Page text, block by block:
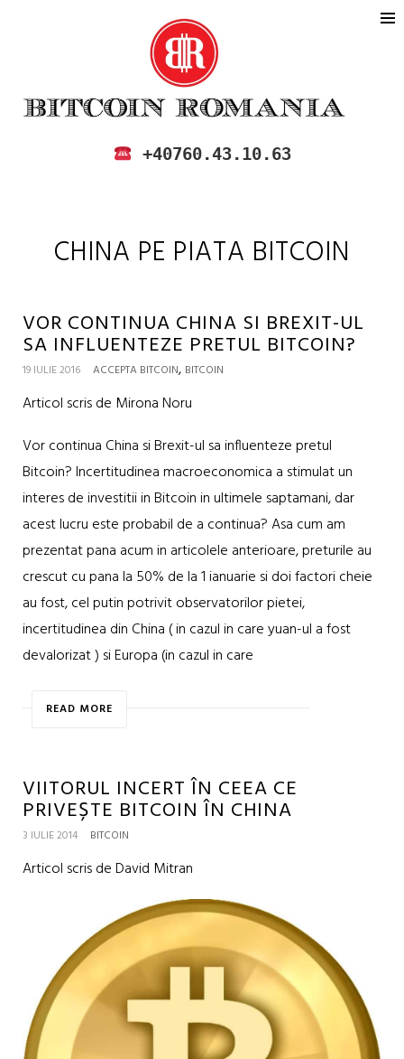
BITCOIN ROMANIA
CUMPARA SI VINDE BITCOIN IN
+40760.43.10.63
CHINA PE PIATA BITCOIN
VOR CONTINUA CHINA SI BREXIT-UL
SA INFLUENTEZE PRETUL BITCOIN?
19 IULIE 2016 ACCEPTA BITCOIN, BITCOIN
Articol scris de Mirona Noru
Vor continua China si Brexit-ul sa influenteze pretul
Bitcoin? Incertitudinea macroeconomica a stimulat un
interes de investitii in Bitcoin in ultimele saptamani, dar
acest lucru este probabil de a continua? Asa cum am
prezentat pana acum in articolele anterioare, preturile au
crescut cu pana la 50% de la 1 ianuarie si doi factori cheie
au fost, cel putin potrivit observatorilor pietei,
incertitudinea din China ( in cazul in care yuan-ul a fost
devalorizat ) si Europa (in cazul in care
READ MORE
VIITORUL INCERT ÎN CEEA CE
PRIVEȘTE BITCOIN ÎN CHINA
3 IULIE 2014 BITCOIN
Articol scris de David Mitran